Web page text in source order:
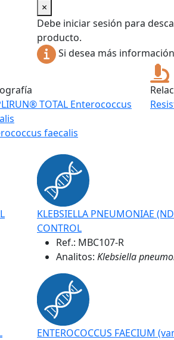
×
Debe iniciar sesión para
producto.
Si desea más
TOTAL Enterococcus
faecalis
KLEBSIELLA PNEUMONIAE
CONTROL
Ref.: MBC107-R
Analitos: Klebsiella
ENTEROCOCCUS FAECIUM